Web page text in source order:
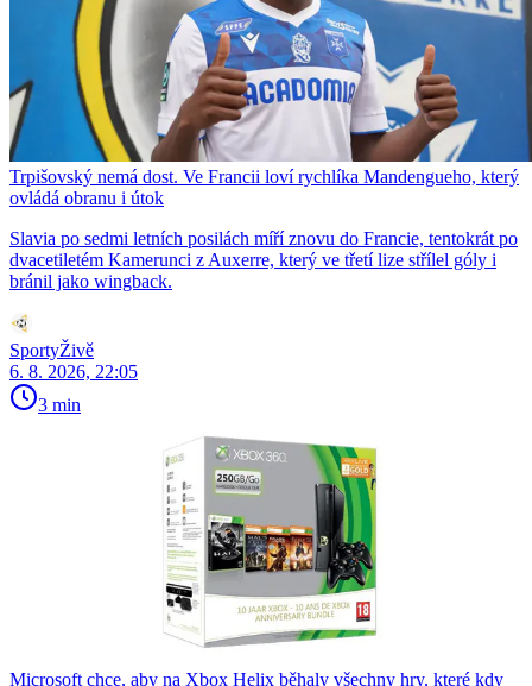
Trpišovský nemá dost. Ve Francii loví rychlíka Mandengueho, který
ovládá obranu i útok
Slavia po sedmi letních posilách míří znovu do Francie, tentokrát po
dvacetiletém Kamerunci z Auxerre, který ve třetí lize střílel góly i
bránil jako wingback.
SportyŽivě
6. 8. 2026, 22:05
3 min
Microsoft chce, aby na Xbox Helix běhaly všechny hry, které kdy